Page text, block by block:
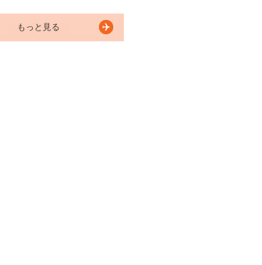
ろに点在しています。そこで
古屋の高級料亭にスポットを
さんお断りのお店からミシュ
もっと見る